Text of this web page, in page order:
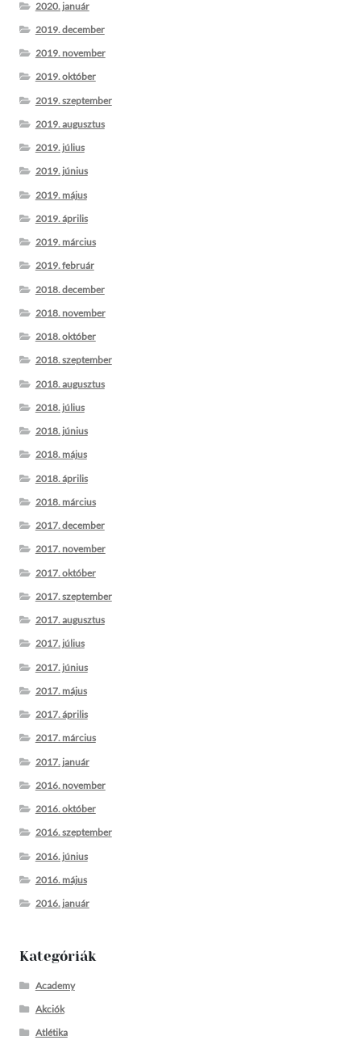
2020. január
2019. december
2019. november
2019. október
2019. szeptember
2019. augusztus
2019. július
2019. június
2019. május
2019. április
2019. március
2019. február
2018. december
2018. november
2018. október
2018. szeptember
2018. augusztus
2018. július
2018. június
2018. május
2018. április
2018. március
2017. december
2017. november
2017. október
2017. szeptember
2017. augusztus
2017. július
2017. június
2017. május
2017. április
2017. március
2017. január
2016. november
2016. október
2016. szeptember
2016. június
2016. május
2016. január
Kategóriák
Academy
Akciók
Atlétika